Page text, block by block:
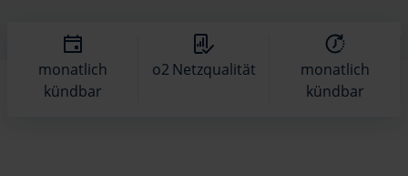
monatlich
kündbar
o2 Netzqualität
monatlich
kündbar